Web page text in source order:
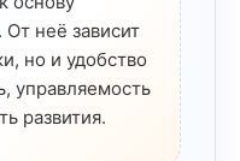
неё зависит
но и удобство
управляемость
развития.